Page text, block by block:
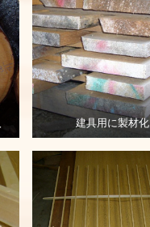
建具用に製材化